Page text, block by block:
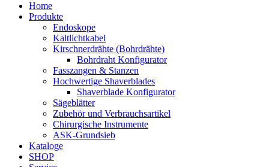
Home
Produkte
Endoskope
Kaltlichtkabel
Kirschnerdrähte (Bohrdrähte)
Bohrdraht Konfigurator
Fasszangen & Stanzen
Hochwertige Shaverblades
Shaverblade Konfigurator
Sägeblätter
Zubehör und Verbrauchsartikel
Chirurgische Instrumente
ASK-Grundsieb
Kataloge
SHOP